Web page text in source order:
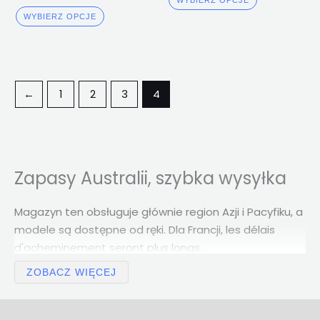
Oceniono
4.00
z 5
WYBIERZ OPCJE
z 5
← 1 2 3 4
Zapasy Australii, szybka wysyłka
Magazyn ten obsługuje głównie region Azji i Pacyfiku, a
modele są dostępne od ręki. Dla Francji,les délais
d'acheminement seront plus longs
Porównaj opcje na akcje
ZOBACZ WIĘCEJ